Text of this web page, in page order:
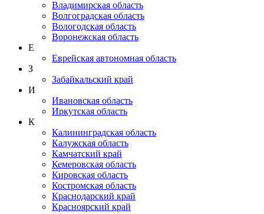
Владимирская область
Волгоградская область
Вологодская область
Воронежская область
Е
Еврейская автономная область
З
Забайкальский край
И
Ивановская область
Иркутская область
К
Калининградская область
Калужская область
Камчатский край
Кемеровская область
Кировская область
Костромская область
Краснодарский край
Красноярский край